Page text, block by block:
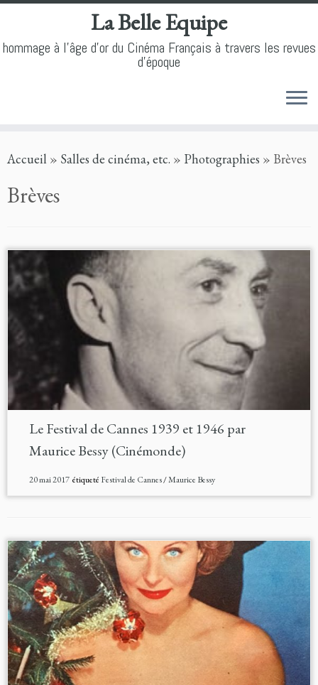
to
La Belle Equipe
hommage à l'âge d'or du Cinéma Français à travers les revues
d'époque
Accueil » Salles de cinéma, etc. » Photographies » Brèves
Brèves
Le Festival de Cannes 1939 et 1946 par
Maurice Bessy (Cinémonde)
20 mai 2017étiqueté Festival de Cannes/Maurice Bessy